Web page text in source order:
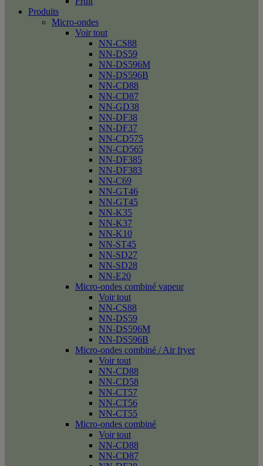
Produits
Micro-ondes
Voir tout
NN-CS88
NN-DS59
NN-DS596M
NN-DS596B
NN-CD88
NN-CD87
NN-GD38
NN-DF38
NN-DF37
NN-CD575
NN-CD565
NN-DF385
NN-DF383
NN-C69
NN-GT46
NN-GT45
NN-K35
NN-K37
NN-K10
NN-ST45
NN-SD27
NN-SD28
NN-E20
Micro-ondes combiné vapeur
Voir tout
NN-CS88
NN-DS59
NN-DS596M
NN-DS596B
Micro-ondes combiné / Air fryer
Voir tout
NN-CD88
NN-CD58
NN-CT57
NN-CT56
NN-CT55
Micro-ondes combiné
Voir tout
NN-CD88
NN-CD87